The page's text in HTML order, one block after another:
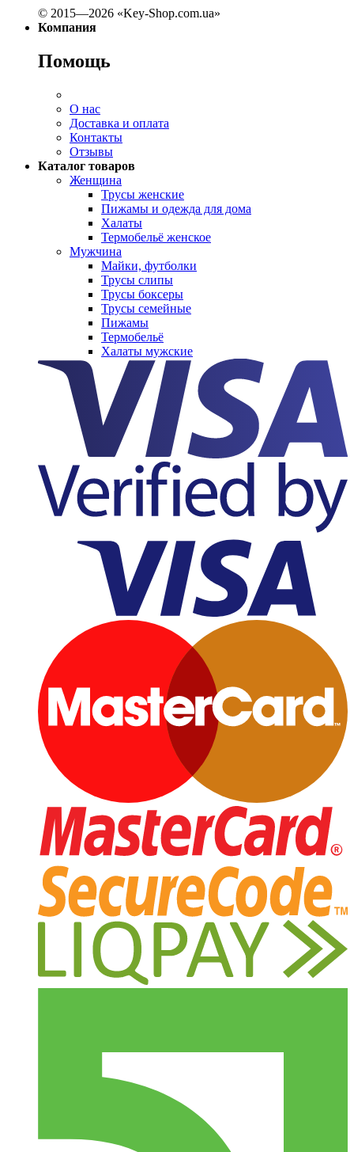
© 2015—2026 «Key-Shop.com.ua»
Компания
Помощь
О нас
Доставка и оплата
Контакты
Отзывы
Каталог товаров
Женщина
Трусы женские
Пижамы и одежда для дома
Халаты
Термобельё женское
Мужчина
Майки, футболки
Трусы слипы
Трусы боксеры
Трусы семейные
Пижамы
Термобельё
Халаты мужские